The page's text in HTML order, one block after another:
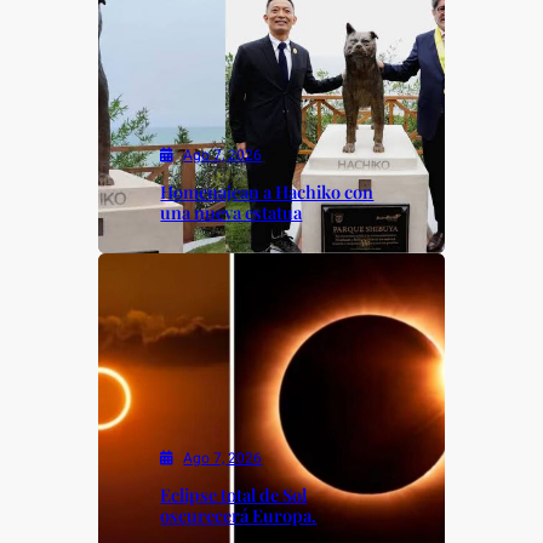
Ago 7, 2026
Homenajean a Hachiko con
una nueva estatua
Ago 7, 2026
Eclipse total de Sol
oscurecerá Europa.